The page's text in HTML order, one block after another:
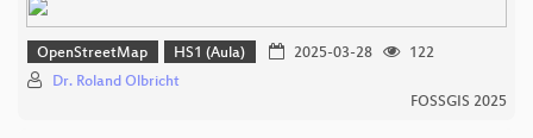
OpenStreetMap HS1 (Aula) 2025-03-28
122
Dr. Roland Olbricht
FOSSGIS 2025